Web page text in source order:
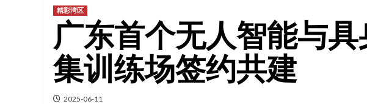
精彩湾区
广东首个无人智能与
集训练场签约共建
2025-06-11